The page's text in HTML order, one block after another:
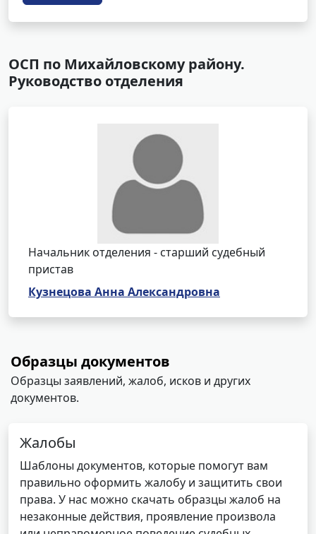
ОСП по Михайловскому району.
Руководство отделения
Начальник отделения - старший судебный
пристав
Кузнецова Анна Александровна
Образцы документов
Образцы заявлений, жалоб, исков и других
документов.
Жалобы
Шаблоны документов, которые помогут вам
правильно оформить жалобу и защитить свои
права. У нас можно скачать образцы жалоб на
незаконные действия, проявление произвола